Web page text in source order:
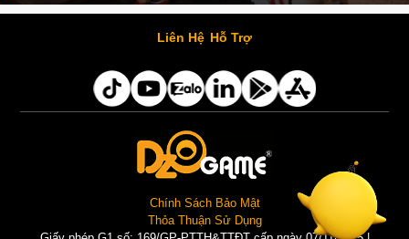
Cùng thưởng thức những hình ảnh cosplay Xiangling trong Genshin Impact siêu dễ thương của người dùng Weibo "阿包也是兔娘"
Liên Hệ Hỗ Trợ
Chính Sách Bảo Mật
Thỏa Thuận Sử Dụng